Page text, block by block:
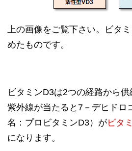
上の画像をご覧下さい。ビタ
めたものです。
ビタミンD3は2つの経路から
紫外線が当たると7－デヒドロ
名：プロビタミンD3）がビタ
になります。